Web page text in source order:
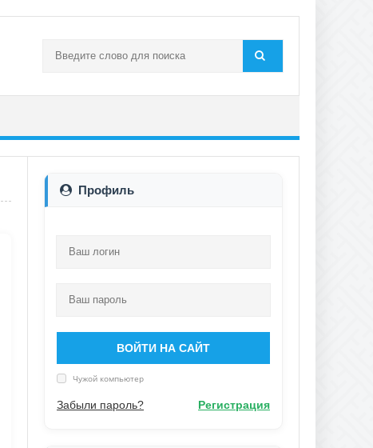
Профиль
ВОЙТИ НА САЙТ
Чужой компьютер
Забыли пароль? Регистрация